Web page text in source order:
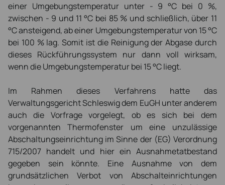
einer Umgebungstemperatur unter - 9 °C bei 0 %,
zwischen - 9 und 11 °C bei 85 % und schließlich, über 11
°C ansteigend, ab einer Umgebungstemperatur von 15 °C
bei 100 % lag. Somit ist die Reinigung der Abgase durch
dieses Rückführungssystem nur dann voll wirksam,
wenn die Umgebungstemperatur bei 15 °C liegt.
Im Rahmen dieses Verfahrens hatte das
Verwaltungsgericht Schleswig dem EuGH unter anderem
auch die Vorfrage vorgelegt, ob es sich bei dem
vorgenannten Thermofenster um eine unzulässige
Abschaltungseinrichtung im Sinne der (EG) Verordnung
715/2007 handelt und hier ein Ausnahmetatbestand
gegeben sein könnte. Eine Ausnahme von dem
grundsätzlichen Verbot von Abschalteinrichtungen